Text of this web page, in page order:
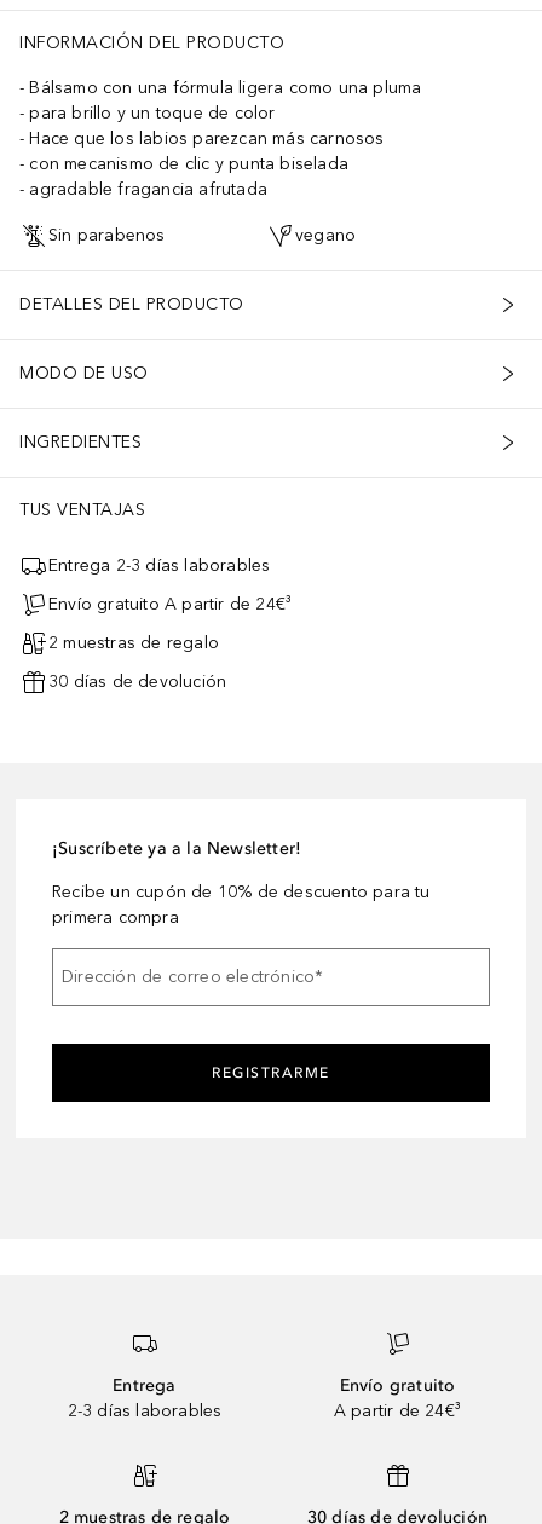
INFORMACIÓN DEL PRODUCTO
Bálsamo con una fórmula ligera como una pluma
para brillo y un toque de color
Hace que los labios parezcan más carnosos
con mecanismo de clic y punta biselada
agradable fragancia afrutada
Sin parabenos vegano
DETALLES DEL PRODUCTO
MODO DE USO
INGREDIENTES
TUS VENTAJAS
Entrega 2-3 días laborables
Envío gratuito A partir de 24€³
2 muestras de regalo
30 días de devolución
¡Suscríbete ya a la Newsletter!
Recibe un cupón de 10% de descuento para tu
primera compra
Dirección de correo electrónico*
REGISTRARME
Entrega
2-3 días laborables
Envío gratuito
A partir de 24€³
2 muestras de regalo 30 días de devolución